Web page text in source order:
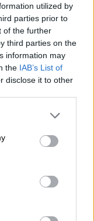
utilized by
parties prior to
of the further
third parties on the
information may
the IAB’s List of
disclose it to other
Casado
del